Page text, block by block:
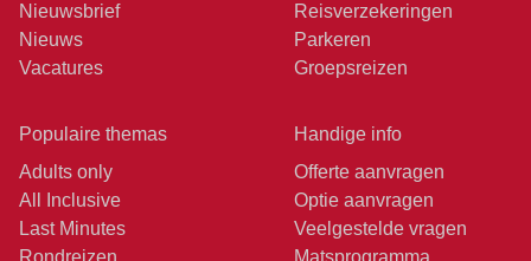
Nieuwsbrief
Nieuws
Vacatures
Reisverzekeringen
Parkeren
Groepsreizen
Populaire themas
Adults only
All Inclusive
Last Minutes
Rondreizen
Handige info
Offerte aanvragen
Optie aanvragen
Veelgestelde vragen
Matsprogramma